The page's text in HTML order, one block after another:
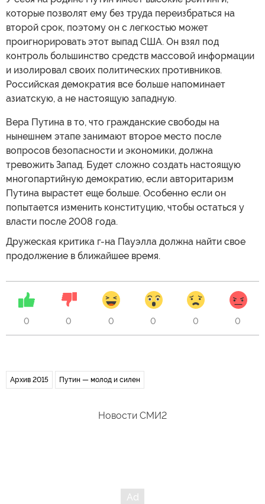
которые позволят ему без труда переизбраться на
второй срок, поэтому он с легкостью может
проигнорировать этот выпад США. Он взял под
контроль большинство средств массовой информации
и изолировал своих политических противников.
Российская демократия все больше напоминает
азиатскую, а не настоящую западную.
Вера Путина в то, что гражданские свободы на
нынешнем этапе занимают второе место после
вопросов безопасности и экономики, должна
тревожить Запад. Будет сложно создать настоящую
многопартийную демократию, если авторитаризм
Путина вырастет еще больше. Особенно если он
попытается изменить конституцию, чтобы остаться у
власти после 2008 года.
Дружеская критика г-на Пауэлла должна найти свое
продолжение в ближайшее время.
0 0 0 0 0 0
Архив 2015 Путин — молод и силен
Новости СМИ2